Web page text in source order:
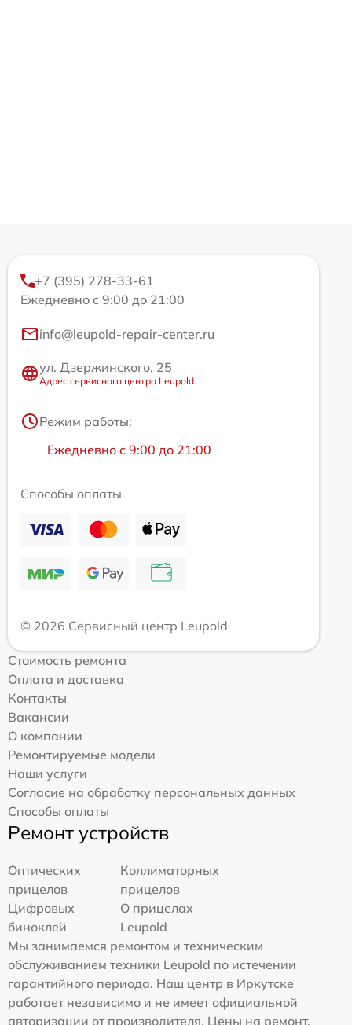
+7 (395) 278-33-61
Ежедневно с 9:00 до 21:00
info@leupold-repair-center.ru
ул. Дзержинского, 25
Адрес сервисного центра Leupold
Режим работы:
Ежедневно с 9:00 до 21:00
Способы оплаты
© 2026 Сервисный центр Leupold
Стоимость ремонта
Оплата и доставка
Контакты
Вакансии
О компании
Ремонтируемые модели
Наши услуги
Согласие на обработку персональных данных
Способы оплаты
Ремонт устройств
Оптических
прицелов
Коллиматорных
прицелов
Цифровых
биноклей
О прицелах
Leupold
Мы занимаемся ремонтом и техническим
обслуживанием техники Leupold по истечении
гарантийного периода. Наш центр в Иркутске
работает независимо и не имеет официальной
авторизации от производителя. Цены на ремонт,